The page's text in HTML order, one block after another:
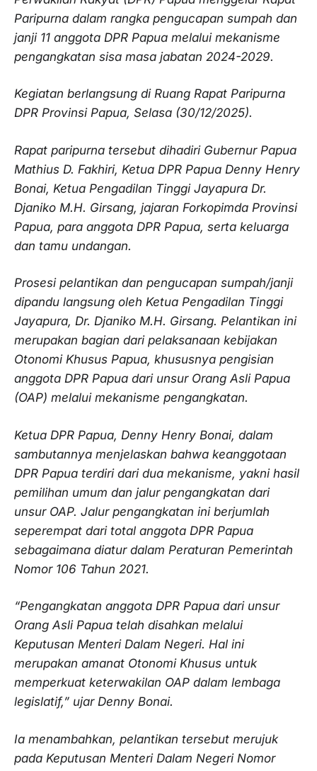
Paripurna dalam rangka pengucapan sumpah dan
janji 11 anggota DPR Papua melalui mekanisme
pengangkatan sisa masa jabatan 2024-2029.
Kegiatan berlangsung di Ruang Rapat Paripurna
DPR Provinsi Papua, Selasa (30/12/2025).
Rapat paripurna tersebut dihadiri Gubernur Papua
Mathius D. Fakhiri, Ketua DPR Papua Denny Henry
Bonai, Ketua Pengadilan Tinggi Jayapura Dr.
Djaniko M.H. Girsang, jajaran Forkopimda Provinsi
Papua, para anggota DPR Papua, serta keluarga
dan tamu undangan.
Prosesi pelantikan dan pengucapan sumpah/janji
dipandu langsung oleh Ketua Pengadilan Tinggi
Jayapura, Dr. Djaniko M.H. Girsang. Pelantikan ini
merupakan bagian dari pelaksanaan kebijakan
Otonomi Khusus Papua, khususnya pengisian
anggota DPR Papua dari unsur Orang Asli Papua
(OAP) melalui mekanisme pengangkatan.
Ketua DPR Papua, Denny Henry Bonai, dalam
sambutannya menjelaskan bahwa keanggotaan
DPR Papua terdiri dari dua mekanisme, yakni hasil
pemilihan umum dan jalur pengangkatan dari
unsur OAP. Jalur pengangkatan ini berjumlah
seperempat dari total anggota DPR Papua
sebagaimana diatur dalam Peraturan Pemerintah
Nomor 106 Tahun 2021.
“Pengangkatan anggota DPR Papua dari unsur
Orang Asli Papua telah disahkan melalui
Keputusan Menteri Dalam Negeri. Hal ini
merupakan amanat Otonomi Khusus untuk
memperkuat keterwakilan OAP dalam lembaga
legislatif,” ujar Denny Bonai.
Ia menambahkan, pelantikan tersebut merujuk
pada Keputusan Menteri Dalam Negeri Nomor